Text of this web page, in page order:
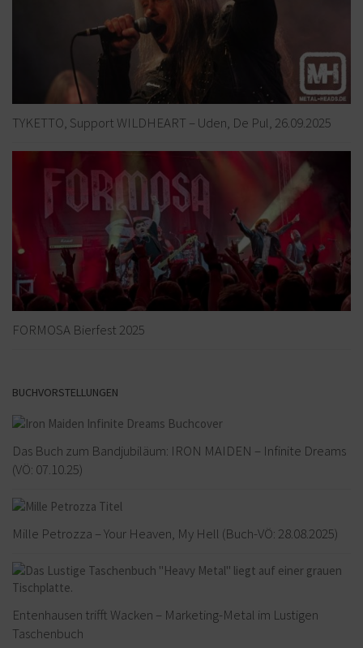
TYKETTO, Support WILDHEART – Uden, De Pul, 26.09.2025
FORMOSA Bierfest 2025
BUCHVORSTELLUNGEN
Das Buch zum Bandjubiläum: IRON MAIDEN – Infinite Dreams
(VÖ: 07.10.25)
Mille Petrozza – Your Heaven, My Hell (Buch-VÖ: 28.08.2025)
Entenhausen trifft Wacken – Marketing-Metal im Lustigen
Taschenbuch